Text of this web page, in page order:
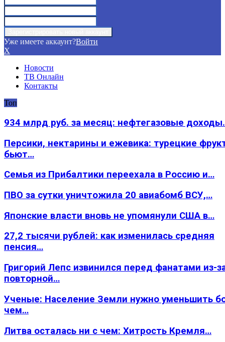
Уже имеете аккаунт?Войти
X
Новости
ТВ Онлайн
Контакты
Топ
934 млрд руб. за месяц: нефтегазовые
Персики, нектарины и ежевика: турецкие
бьют…
Семья из Прибалтики переехала в Россию и…
ПВО за сутки уничтожила 20 авиабомб ВСУ,…
Японские власти вновь не упомянули США в…
27,2 тысячи рублей: как изменилась средняя
пенсия…
Григорий Лепс извинился перед фанатами из-
повторной…
Ученые: Население Земли нужно уменьшить
чем…
Литва осталась ни с чем: Хитрость Кремля…